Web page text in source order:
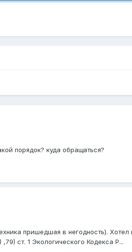
порядок? куда обращаться?
пришедшая в негодность).
ст. 1 Экологического Кодекса Р...